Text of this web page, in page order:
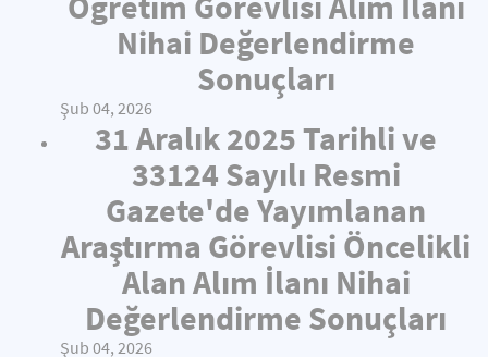
Nihai Değerlendirme
Sonuçları
Şub 04, 2026
31 Aralık 2025 Tarihli ve
33124 Sayılı Resmi
Gazete'de Yayımlanan
Araştırma Görevlisi Öncelikli
Alan Alım İlanı Nihai
Değerlendirme Sonuçları
Şub 04, 2026